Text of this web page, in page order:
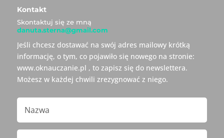
Kontakt
Skontaktuj się ze mną
danuta.sterna@gmail.com
Jeśli chcesz dostawać na swój adres mailowy krótką
informację, o tym, co pojawiło się nowego na stronie:
www.oknauczanie.pl , to zapisz się do newslettera.
Możesz w każdej chwili zrezygnować z niego.